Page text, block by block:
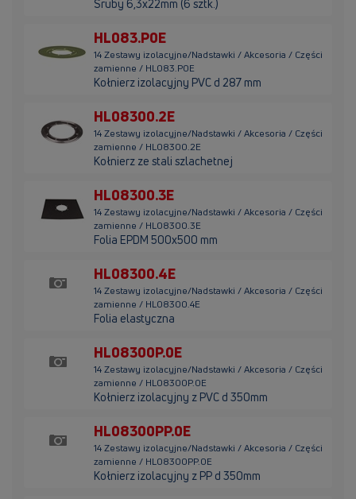
Śruby 6,3x22mm (6 sztk.)
HL083.P0E
14 Zestawy izolacyjne/Nadstawki / Akcesoria / Części
zamienne / HL083.P0E
Kołnierz izolacyjny PVC d 287 mm
HL08300.2E
14 Zestawy izolacyjne/Nadstawki / Akcesoria / Części
zamienne / HL08300.2E
Kołnierz ze stali szlachetnej
HL08300.3E
14 Zestawy izolacyjne/Nadstawki / Akcesoria / Części
zamienne / HL08300.3E
Folia EPDM 500x500 mm
HL08300.4E
14 Zestawy izolacyjne/Nadstawki / Akcesoria / Części
zamienne / HL08300.4E
Folia elastyczna
HL08300P.0E
14 Zestawy izolacyjne/Nadstawki / Akcesoria / Części
zamienne / HL08300P.0E
Kołnierz izolacyjny z PVC d 350mm
HL08300PP.0E
14 Zestawy izolacyjne/Nadstawki / Akcesoria / Części
zamienne / HL08300PP.0E
Kołnierz izolacyjny z PP d 350mm